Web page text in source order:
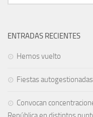
ENTRADAS RECIENTES
Hemos vuelto
Fiestas
Convocan